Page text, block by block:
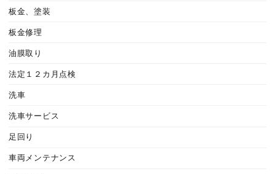
板金、塗装
板金修理
油膜取り
法定１２カ月点検
洗車
洗車サービス
足回り
車両メンテナンス